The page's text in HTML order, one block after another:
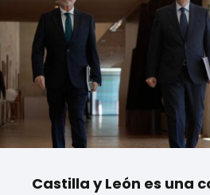
Castilla y León es una